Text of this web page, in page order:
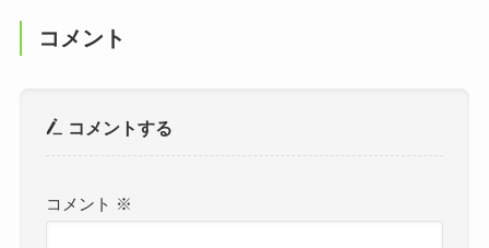
コメント
コメントする
コメント ※